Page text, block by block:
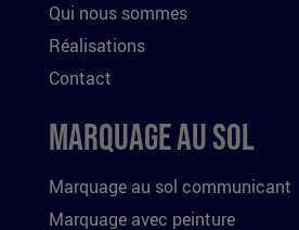
Qui nous sommes
Réalisations
Contact
Marquage au sol
Marquage au sol communicant
Marquage avec peinture